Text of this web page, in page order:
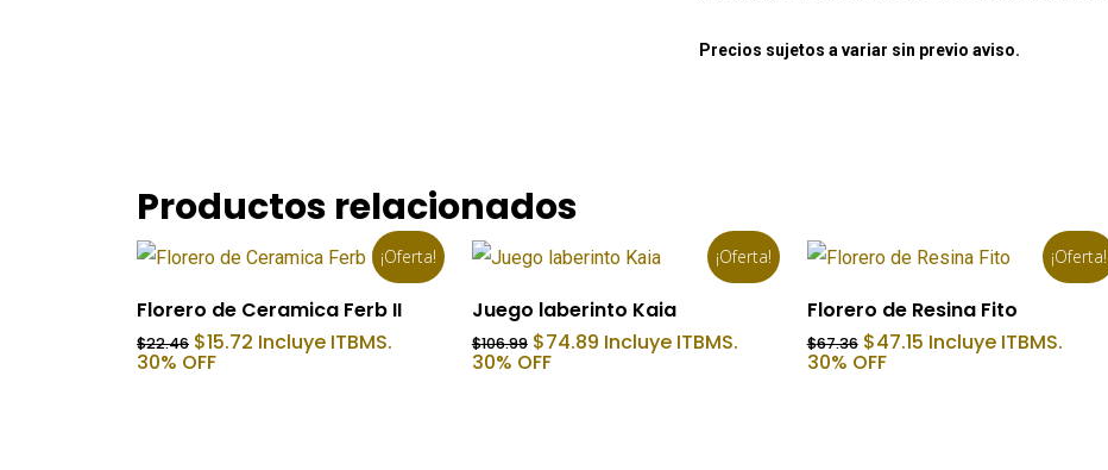
Precios sujetos a variar sin previo aviso.
Productos relacionados
¡Oferta!
Añadir Al Carrito
Florero de Ceramica Ferb II
$22.46 El
precio
$15.72 El
precio
Incluye ITBMS.
30% OFF
¡Oferta!
Añadir Al Carrito
Juego laberinto Kaia
$106.99 El
precio
$74.89El
precio
Incluye ITBMS.
30% OFF
¡Oferta!
Añadir Al Carrito
Florero de Resina Fito
$67.36 El
precio
$47.15El
precio
Incluye ITBMS.
30% OFF